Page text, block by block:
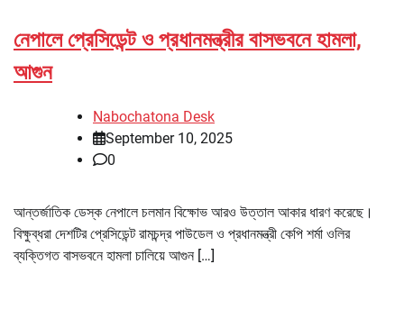
নেপালে প্রেসিডেন্ট ও প্রধানমন্ত্রীর বাসভবনে হামলা,
আগুন
Nabochatona Desk
September 10, 2025
0
আন্তর্জাতিক ডেস্ক নেপালে চলমান বিক্ষোভ আরও উত্তাল আকার ধারণ করেছে।
বিক্ষুব্ধরা দেশটির প্রেসিডেন্ট রামচন্দ্র পাউডেল ও প্রধানমন্ত্রী কেপি শর্মা ওলির
ব্যক্তিগত বাসভবনে হামলা চালিয়ে আগুন […]